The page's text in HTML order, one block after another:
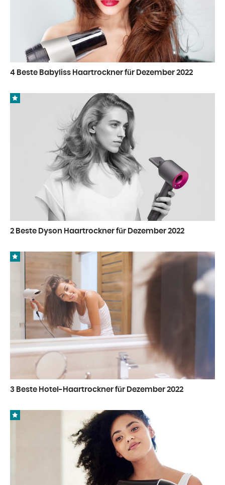
4 Beste Babyliss Haartrockner für Dezember 2022
2 Beste Dyson Haartrockner für Dezember 2022
3 Beste Hotel-Haartrockner für Dezember 2022